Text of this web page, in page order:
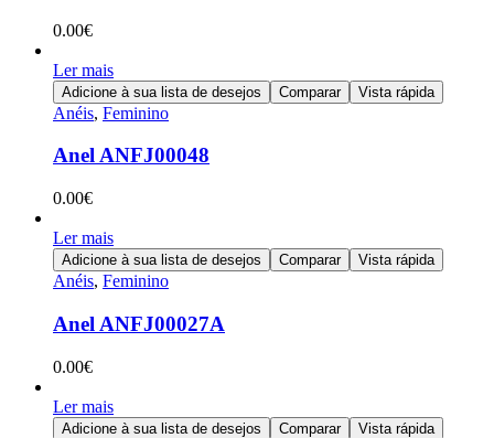
0.00€
Ler mais
Adicione à sua lista de desejos Comparar Vista rápida
Anéis, Feminino
Anel ANFJ00048
0.00€
Ler mais
Adicione à sua lista de desejos Comparar Vista rápida
Anéis, Feminino
Anel ANFJ00027A
0.00€
Ler mais
Adicione à sua lista de desejos Comparar Vista rápida